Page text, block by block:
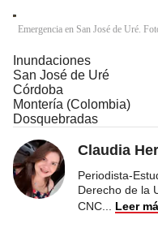
Emergencia en San José de Uré.
Inundaciones
San José de Uré
Córdoba
Montería (Colombia)
Dosquebradas
Claudia
Periodista-
Derecho de la
CNC
Leer